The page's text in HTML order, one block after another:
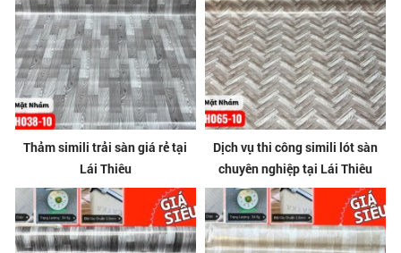
Thảm simili trải sàn giá rẻ tại
Lái Thiêu
Dịch vụ thi công simili lót sàn
chuyên nghiệp tại Lái Thiêu